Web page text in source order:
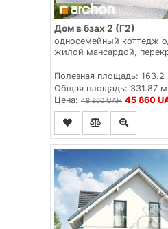
Дом в бзах 2 (Г2)
односемейный коттедж
жилой мансардой,
Полезная площадь: 163.2
Общая площадь: 331.87 м
Цена: 48 860 UAH 45 860